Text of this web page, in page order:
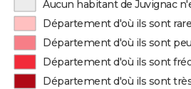
Aucun habitant de Juvignac
Département d'où ils sont
Département d'où ils sont
Département d'où ils sont
Département d'où ils sont